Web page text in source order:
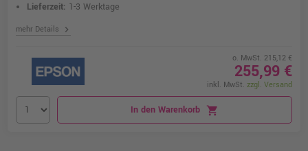
Lieferzeit: 1-3 Werktage
mehr Details chevron_right
o. MwSt. 215,12 €
255,99 €
inkl. MwSt. zzgl. Versand
In den Warenkorb shopping_cart